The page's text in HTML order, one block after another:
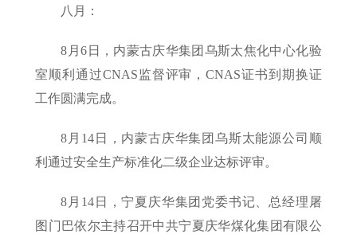
八月：
8月6日，内蒙古庆华集团乌斯太焦化中心化验
室顺利通过CNAS监督评审，CNAS证书到期换证
工作圆满完成。
8月14日，内蒙古庆华集团乌斯太能源公司顺
利通过安全生产标准化二级企业达标评审。
8月14日，宁夏庆华集团党委书记、总经理屠
图门巴依尔主持召开中共宁夏庆华煤化集团有限公